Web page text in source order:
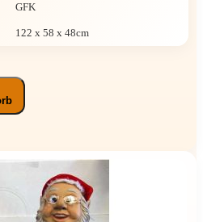
GFK
122 x 58 x 48cm